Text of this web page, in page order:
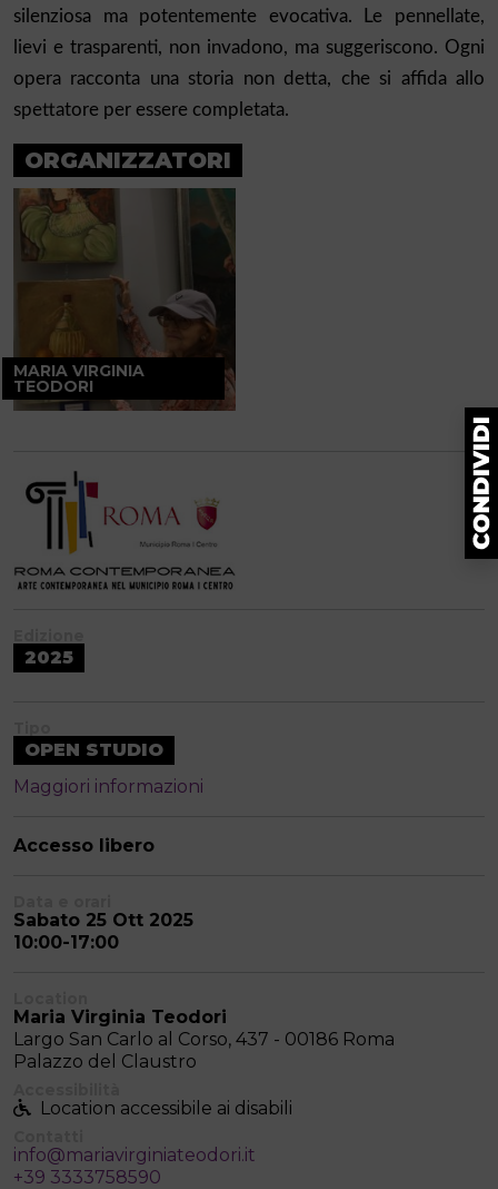
silenziosa ma potentemente evocativa. Le pennellate,
lievi e trasparenti, non invadono, ma suggeriscono. Ogni
opera racconta una storia non detta, che si affida allo
spettatore per essere completata.
ORGANIZZATORI
MARIA VIRGINIA
TEODORI
2025
OPEN STUDIO
Maggiori informazioni
Accesso libero
Sabato 25 Ott 2025
10:00-17:00
Maria Virginia Teodori
Largo San Carlo al Corso, 437 - 00186 Roma
Palazzo del Claustro
Location accessibile ai disabili
info@mariavirginiateodori.it
+39 3333758590